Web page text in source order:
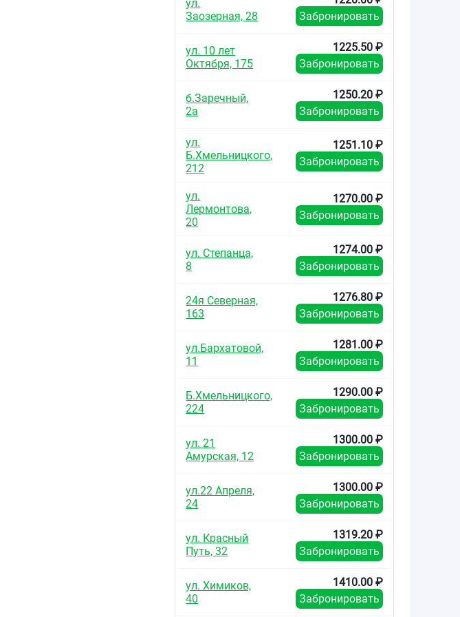
ул.
Заозерная, 28
Забронировать
ул. 10 лет
Октября, 175
1225.50 ₽
Забронировать
б.Заречный,
2а
1250.20 ₽
Забронировать
ул.
Б.Хмельницкого,
212
1251.10 ₽
Забронировать
ул.
Лермонтова,
20
1270.00 ₽
Забронировать
ул. Степанца,
8
1274.00 ₽
Забронировать
24я Северная,
163
1276.80 ₽
Забронировать
ул.Бархатовой,
11
1281.00 ₽
Забронировать
Б.Хмельницкого,
224
1290.00 ₽
Забронировать
ул. 21
Амурская, 12
1300.00 ₽
Забронировать
ул.22 Апреля,
24
1300.00 ₽
Забронировать
ул. Красный
Путь, 32
1319.20 ₽
Забронировать
ул. Химиков,
40
1410.00 ₽
Забронировать